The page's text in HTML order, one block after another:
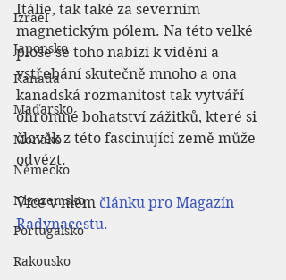
Izrael
Japonsko
Kanada
Maďarsko
Monako
Německo
Nizozemsko
Portugalsko
Rakousko
Itálie, tak také za severním
magnetickým pólem. Na této velké
ploše se toho nabízí k vidění a
vstřebání skutečně mnoho a ona
kanadská rozmanitost tak vytváří
ohromné bohatství zážitků, které si
člověk z této fascinující země může
odvézt.
Více v mém článku pro Magazín
Radynacestu.